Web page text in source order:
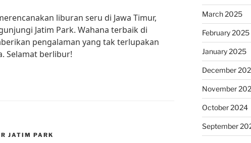
liburan seru di Jawa Timur,
Jatim Park. Wahana terbaik di
pengalaman yang tak terlupakan
Selamat berlibur!
JATIM PARK
March 2025
February 2025
January 2025
December
November
October 2024
September